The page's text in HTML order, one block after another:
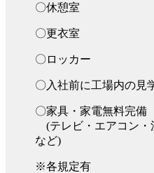
〇休憩室
〇更衣室
〇ロッカー
〇入社前に工場内の見
〇家具・家電無料完備
(テレビ・エアコン・
など)
※各規定有